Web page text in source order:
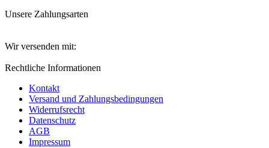
Unsere Zahlungsarten
Wir versenden mit:
Rechtliche Informationen
Kontakt
Versand und Zahlungsbedingungen
Widerrufsrecht
Datenschutz
AGB
Impressum